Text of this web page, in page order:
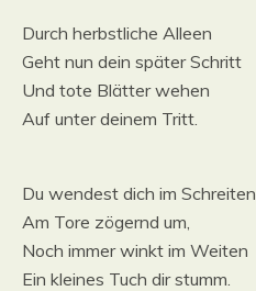
Durch herbstliche Alleen
Geht nun dein später Schritt
Und tote Blätter wehen
Auf unter deinem Tritt.
Du wendest dich im Schreiten
Am Tore zögernd um,
Noch immer winkt im Weiten
Ein kleines Tuch dir stumm.